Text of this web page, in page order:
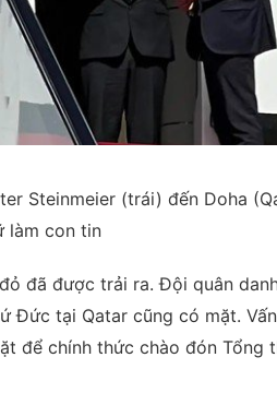
Steinmeier (trái) đến Doha
làm con tin
đã được trải ra. Đội quân
Đức tại Qatar cũng có mặt.
để chính thức chào đón Tổng